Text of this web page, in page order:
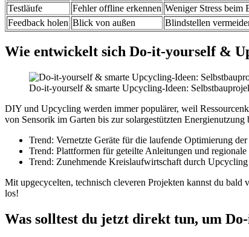
Testläufe
Fehler offline erkennen Weniger Stress beim
Feedback holen Blick von außen Blindstellen
Wie entwickelt sich Do-it-yourself &
Do-it-yourself & smarte Upcycling-Ideen:
DIY und Upcycling werden immer populärer, weil
von Sensorik im Garten bis zur solargestützten Energienutzung
Trend: Vernetzte Geräte für die laufende Optimierung
Trend: Plattformen für geteilte Anleitungen und
Trend: Zunehmende Kreislaufwirtschaft durch
Mit upgecycelten, technisch cleveren Projekten kannst du
los!
Was solltest du jetzt direkt tun, um